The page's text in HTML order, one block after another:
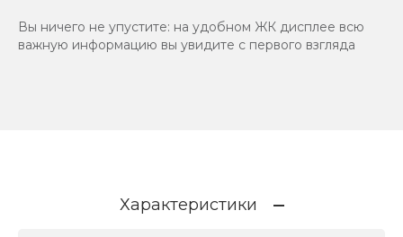
Вы ничего не упустите: на удобном ЖК дисплее всю
важную информацию вы увидите с первого взгляда
Характеристики